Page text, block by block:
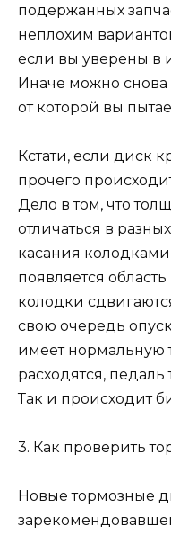
подержанных
неплохим
если вы уверены в
Иначе можно снова
от которой вы
Кстати, если диск
прочего
Дело в том, что
отличаться в
касания
появляется
колодки
свою очередь
имеет нормальную
расходятся,
Так и происходит
3. Как проверить
Новые тормозные